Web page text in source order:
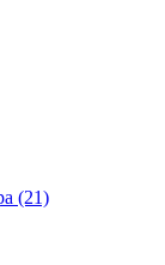
(21)